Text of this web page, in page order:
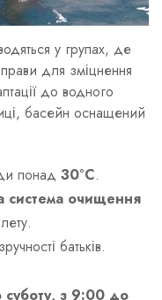
у групах, де
для зміцнення
до водного
басейн оснащений
понад 30°C.
система очищення
батьків.
суботу, з 9:00 до